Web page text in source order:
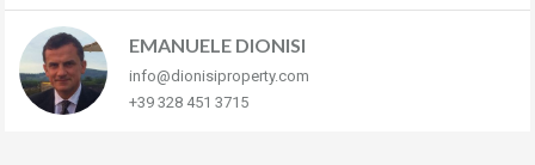
EMANUELE DIONISI
info@dionisiproperty.com
+39 328 451 3715